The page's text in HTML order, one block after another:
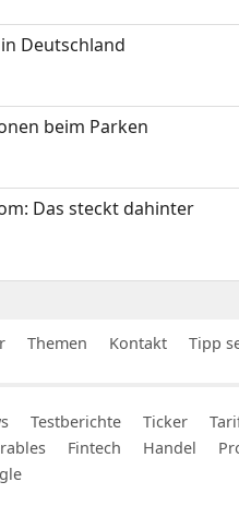
Deutschland
beim Parken
Das steckt dahinter
Themen Kontakt Tipp
Testberichte Ticker
Fintech Handel